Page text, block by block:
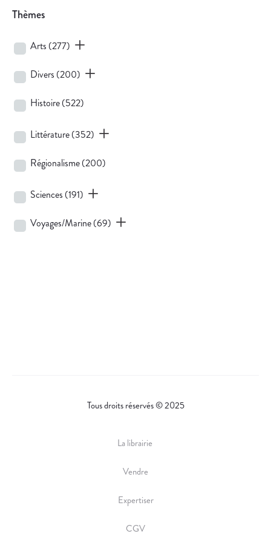
Thèmes
Arts (277)
Divers (200)
Histoire(522)
Littérature(352)
Régionalisme(200)
Sciences (191)
Voyages/Marine(69)
Tous droits réservés © 2025
La librairie
Vendre
Expertiser
CGV